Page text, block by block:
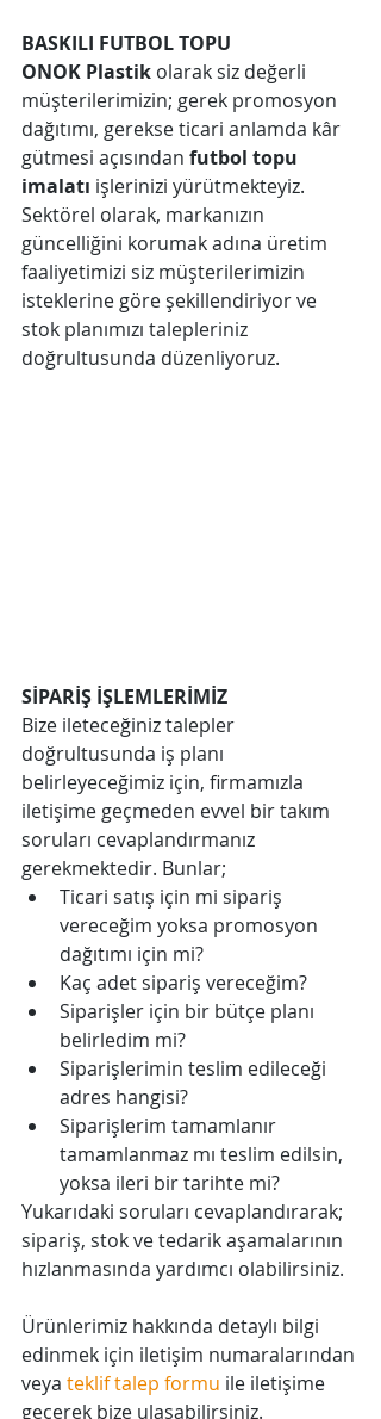
BASKILI FUTBOL TOPU
ONOK Plastik olarak siz değerli
müşterilerimizin; gerek promosyon
dağıtımı, gerekse ticari anlamda kâr
gütmesi açısından futbol topu
imalatı işlerinizi yürütmekteyiz.
Sektörel olarak, markanızın
güncelliğini korumak adına üretim
faaliyetimizi siz müşterilerimizin
isteklerine göre şekillendiriyor ve
stok planımızı talepleriniz
doğrultusunda düzenliyoruz.
SİPARİŞ İŞLEMLERİMİZ
Bize ileteceğiniz talepler
doğrultusunda iş planı
belirleyeceğimiz için, firmamızla
iletişime geçmeden evvel bir takım
soruları cevaplandırmanız
gerekmektedir. Bunlar;
Ticari satış için mi sipariş
vereceğim yoksa promosyon
dağıtımı için mi?
Kaç adet sipariş vereceğim?
Siparişler için bir bütçe planı
belirledim mi?
Siparişlerimin teslim edileceği
adres hangisi?
Siparişlerim tamamlanır
tamamlanmaz mı teslim edilsin,
yoksa ileri bir tarihte mi?
Yukarıdaki soruları cevaplandırarak;
sipariş, stok ve tedarik aşamalarının
hızlanmasında yardımcı olabilirsiniz.
Ürünlerimiz hakkında detaylı bilgi
edinmek için iletişim numaralarından
veya teklif talep formu ile iletişime
geçerek bize ulaşabilirsiniz.